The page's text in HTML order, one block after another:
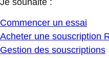
Je souhaite :
Commencer un essai
Acheter une souscription
Gestion des souscriptions